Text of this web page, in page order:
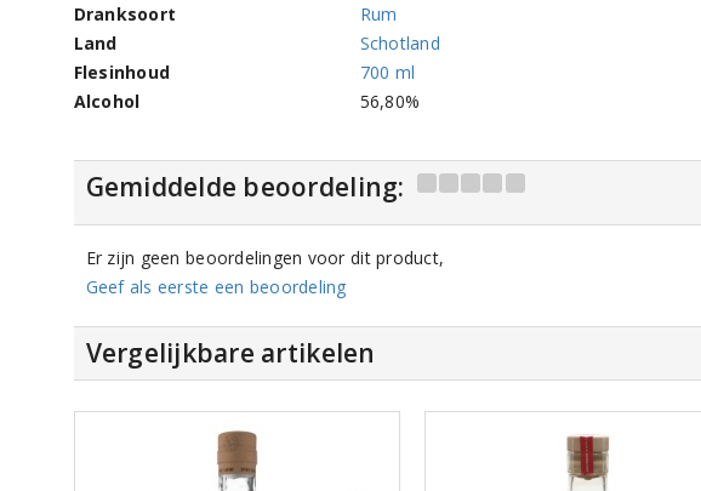
Dranksoort
Rum
Land
Schotland
Flesinhoud
700 ml
Alcohol
56,80%
Gemiddelde beoordeling:
Er zijn geen beoordelingen voor dit product,
Geef als eerste een beoordeling
Vergelijkbare artikelen